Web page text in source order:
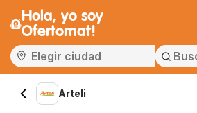
Hola, yo soy
Ofertomat!
Arteli